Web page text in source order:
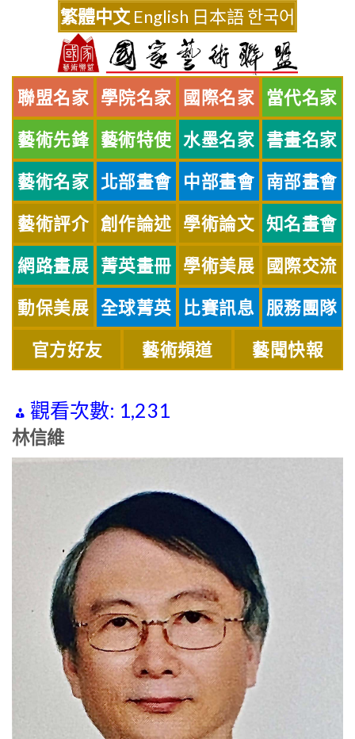
繁體中文 English 日本語한국어
聯盟名家 學院名家 國際名家 當代名家
藝術先鋒 藝術特使 水墨名家 書畫名家
藝術名家 北部畫會 中部畫會 南部畫會
藝術評介 創作論述 學術論文 知名畫會
網路畫展 菁英畫冊 學術美展 國際交流
動保美展 全球菁英 比賽訊息 服務團隊
官方好友 藝術頻道 藝聞快報
觀看次數: 1,231
林信維